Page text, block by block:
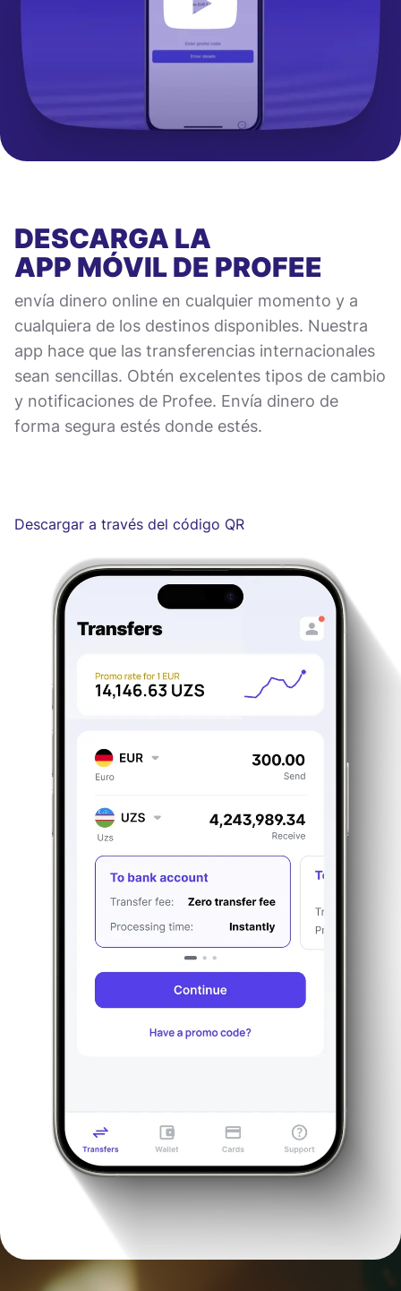
DESCARGA LA
APP MÓVILDE PROFEE
envía dinero online en cualquier momento y a
cualquiera de los destinos disponibles. Nuestra
app hace que las transferencias internacionales
sean sencillas. Obtén excelentes tipos de cambio
y notificaciones de Profee. Envía dinero de
forma segura estés donde estés.
Descargar a través del código QR